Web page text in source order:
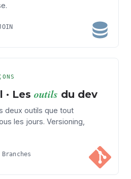
Les outils du dev
deux outils que tout
les jours. Versioning,